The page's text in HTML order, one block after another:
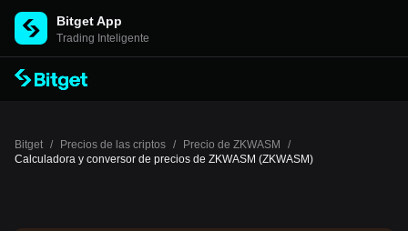
Bitget App
Trading Inteligente
Bitget / Precios de las criptos / Precio de ZKWASM
/
Calculadora y conversor de precios de ZKWASM (ZKWASM)